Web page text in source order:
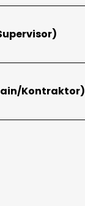
Kontraktor)